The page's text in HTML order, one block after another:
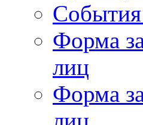
Форма
лиц
Форма